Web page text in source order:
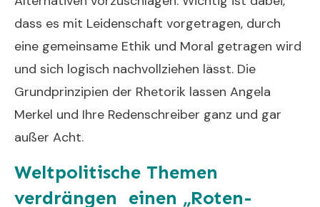
dass es mit Leidenschaft vorgetragen, durch
eine gemeinsame Ethik und Moral getragen wird
und sich logisch nachvollziehen lässt. Die
Grundprinzipien der Rhetorik lassen Angela
Merkel und Ihre Redenschreiber ganz und gar
außer Acht.
Weltpolitische Themen
verdrängen einen „Roten-